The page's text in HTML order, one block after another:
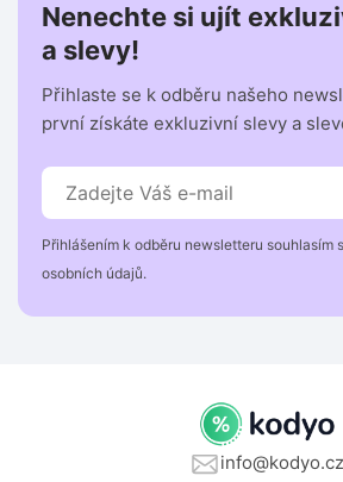
Nenechte si ujít
a slevy!
Přihlaste se k odběru našeho
první získáte exkluzivní slevy a
Přihlášením k odběru newsletteru souhlasím
osobních údajů.
info@kodyo.cz